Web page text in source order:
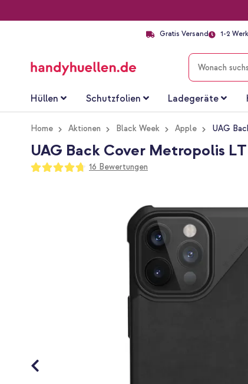
Gratis Versand 1-2
SUCHE
Hüllen Schutzfolien Ladegeräte
Home Aktionen Black Week Apple UAG
UAG Back Cover Metropolis
Bewertung:
94
100
16 Bewertungen